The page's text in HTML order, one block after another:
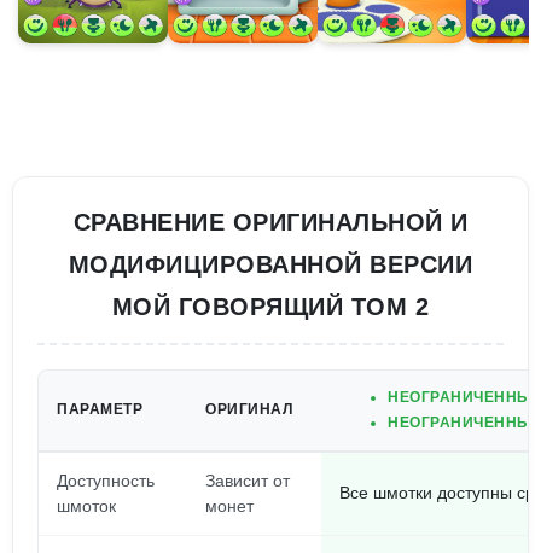
СРАВНЕНИЕ ОРИГИНАЛЬНОЙ И
МОДИФИЦИРОВАННОЙ ВЕРСИИ
МОЙ ГОВОРЯЩИЙ ТОМ 2
ПАРАМЕТР ОРИГИНАЛ
Доступность
шмоток
Зависит от
монет
Все шмотки доступны